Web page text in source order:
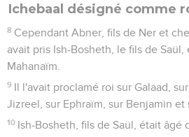
Ichebaal désigné comme
8 Cependant Abner, fils de Ner et
avait pris Ish-Bosheth, le fils de Saül,
Mahanaïm.
9 Il l'avait proclamé roi sur Galaad,
Jizreel, sur Ephraïm, sur Benjamin et
10 Ish-Bosheth, fils de Saül, était âgé